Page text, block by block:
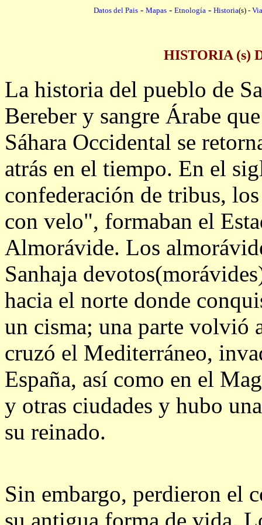
Datos del Pais - Mapas - Etnología - Historia(s) -
HISTORIA (s)
La historia del pueblo de
Bereber y sangre Árabe
Sáhara Occidental se
atrás en el tiempo. En el
confederación de tribus,
con velo", formaban el
Almorávide. Los
Sanhaja
hacia el norte donde
un cisma; una parte volvió
cruzó el Mediterráneo,
España, así como en el
y otras ciudades y hubo
su reinado.
Sin embargo, perdieron el
su antigua forma de vida.